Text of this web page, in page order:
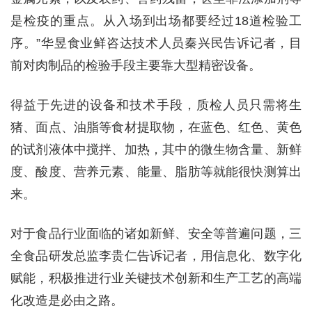
是检疫的重点。从入场到出场都要经过18道检验工
序。”华昱食业鲜咨达技术人员秦兴民告诉记者，目
前对肉制品的检验手段主要靠大型精密设备。
得益于先进的设备和技术手段，质检人员只需将生
猪、面点、油脂等食材提取物，在蓝色、红色、黄色
的试剂液体中搅拌、加热，其中的微生物含量、新鲜
度、酸度、营养元素、能量、脂肪等就能很快测算出
来。
对于食品行业面临的诸如新鲜、安全等普遍问题，三
全食品研发总监李贵仁告诉记者，用信息化、数字化
赋能，积极推进行业关键技术创新和生产工艺的高端
化改造是必由之路。